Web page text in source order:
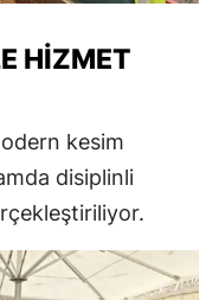
HIZMET
kesim
disiplinli